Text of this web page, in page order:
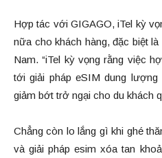
Hợp tác với GIGAGO, iTel kỳ
nữa cho khách hàng, đặc biệt
Nam. “iTel kỳ vọng rằng việc
tới giải pháp eSIM dung
giảm bớt trở ngại cho du khách
Chẳng còn lo lắng gì khi ghé
và giải pháp esim xóa tan